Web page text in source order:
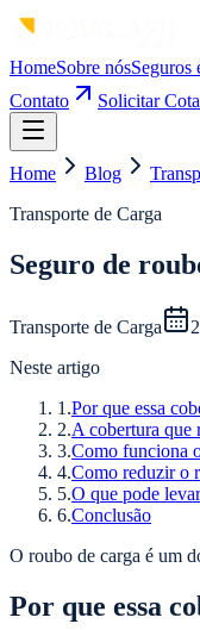
HomeSobre nósSeguros
Contato
Solicitar
Home Blog
Transporte de Carga
Seguro de
Transporte de Carga
Neste artigo
1 .Por que essa
2.A cobertura que
3.Como funciona
4.Como reduzir o
5.O que pode
6.Conclusão
O roubo de carga é um
Por que essa